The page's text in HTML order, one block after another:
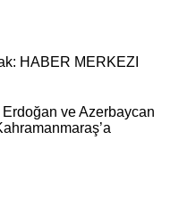
HABER MERKEZI